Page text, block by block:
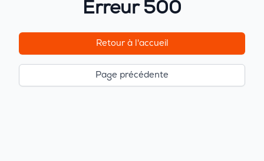
Erreur 500
Retour à l'accueil
Page précédente